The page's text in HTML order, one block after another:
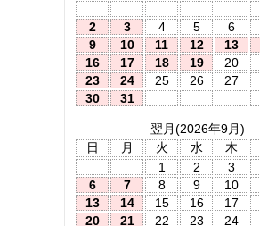
2
3 4 5 6
9
10 11 12 13
16
17 18 19 20
23
24 25 26 27
30
31
翌月(2026年9月)
日
月 火 水 木
1
2 3
6
7 8 9 10
13
14 15 16 17
20
21 22 23 24